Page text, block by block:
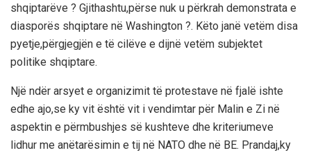
shqiptarëve ? Gjithashtu,përse nuk u përkrah demonstrata e
diasporës shqiptare në Washington ?. Këto janë vetëm disa
pyetje,përgjegjën e të cilëve e dijnë vetëm subjektet
politike shqiptare.
Një ndër arsyet e organizimit të protestave në fjalë ishte
edhe ajo,se ky vit është vit i vendimtar për Malin e Zi në
aspektin e përmbushjes së kushteve dhe kriteriumeve
lidhur me anëtarësimin e tij në NATO dhe në BE. Prandaj,ky